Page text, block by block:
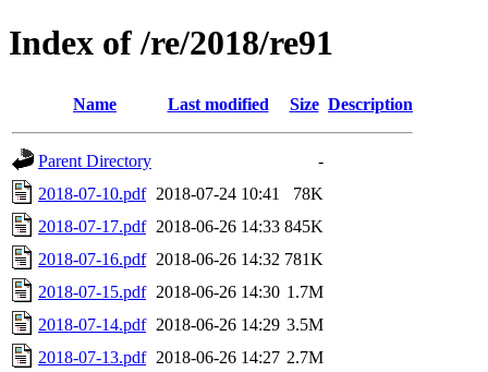
Index of /re/2018/re91
Name Last modified Size Description
Parent Directory
-
2018-07-10.pdf 2018-07-24 10:41
78K
2018-07-17.pdf 2018-06-26 14:33 845K
2018-07-16.pdf 2018-06-26 14:32 781K
2018-07-15.pdf 2018-06-26 14:30 1.7M
2018-07-14.pdf 2018-06-26 14:29 3.5M
2018-07-13.pdf 2018-06-26 14:27 2.7M